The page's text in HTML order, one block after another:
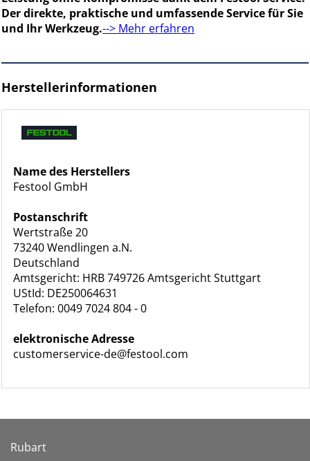
Der direkte, praktische und umfassende Service für Sie
und Ihr Werkzeug.--> Mehr erfahren
Herstellerinformationen
Name des Herstellers
Festool GmbH
Postanschrift
Wertstraße 20
73240 Wendlingen a.N.
Deutschland
Amtsgericht: HRB 749726 Amtsgericht Stuttgart
UStId: DE250064631
Telefon: 0049 7024 804 - 0
elektronische Adresse
customerservice-de@festool.com
Rubart